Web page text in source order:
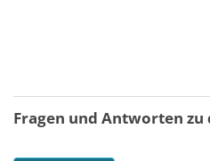
Fragen und Antworten